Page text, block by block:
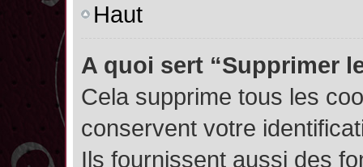
Haut
A quoi sert “Supprimer
Cela supprime tous les
conservent votre
Ils fournissent aussi des